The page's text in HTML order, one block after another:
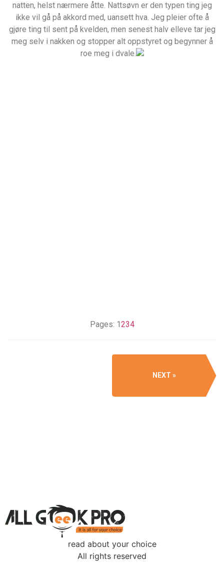
natten, helst nærmere åtte. Nattsøvn er den typen ting jeg
ikke vil gå på akkord med, uansett hva. Jeg pleier ofte å
gjøre ting til sent på kvelden, men senest halv elleve tar jeg
meg selv i nakken og stopper alt oppstyret og begynner å
roe meg i dvale.
Pages: 1 234
NEXT
read about your choice
All rights reserved